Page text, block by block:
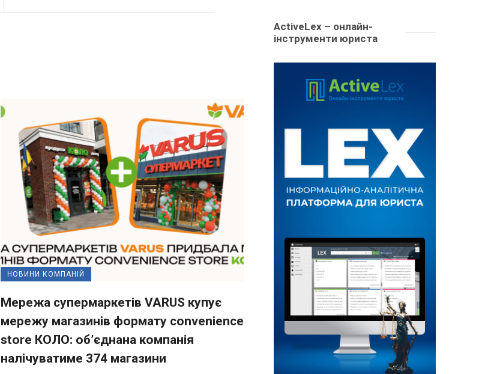
НОВИНИ КОМПАНІЙ
Мережа супермаркетів VARUS купує
мережу магазинів формату convenience
store КОЛО: об’єднана компанія
налічуватиме 374 магазини
ActiveLex – онлайн-
інструменти юриста